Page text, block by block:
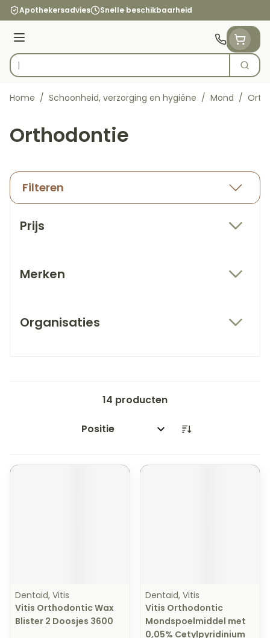
Ga naar de inhoud
Apothekersadvies Snelle beschikbaarheid
Menu
Product, merk, categorie...
Zoek
Home / Schoonheid, verzorging en hygiëne / Mond /
Orthodontie
Filteren
Prijs
Merken
Organisaties
14 producten
Sorteer op:
Dentaid, Vitis
Vitis Orthodontic Wax
Blister 2 Doosjes 3600
Dentaid, Vitis
Vitis Orthodontic
Mondspoelmiddel met
0,05% Cetylpyridinium